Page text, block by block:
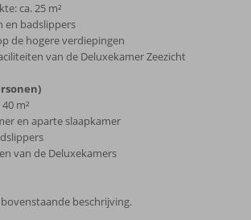
ca. 25 m²
en badslippers
de hogere verdiepingen
van de Deluxekamer Zeezicht
m²
en aparte slaapkamer
van de Deluxekamers
beschrijving.